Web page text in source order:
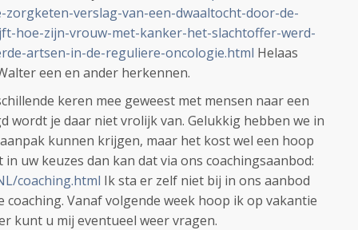
verslag-van-een-dwaaltocht-door-de-
hoe-zijn-vrouw-met-kanker-het-slachtoffer-werd-
artsen-in-de-reguliere-oncologie.html Helaas
een en ander herkennen.
keren mee geweest met mensen naar een
wordt je daar niet vrolijk van. Gelukkig hebben we in
kunnen krijgen, maar het kost wel een hoop
uw keuzes dan kan dat via ons coachingsaanbod:
coaching.html Ik sta er zelf niet bij in ons aanbod
coaching. Vanaf volgende week hoop ik op vakantie
kunt u mij eventueel weer vragen.